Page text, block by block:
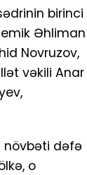
birinci
Əhliman
Novruzov,
vəkili Anar
növbəti dəfə
o